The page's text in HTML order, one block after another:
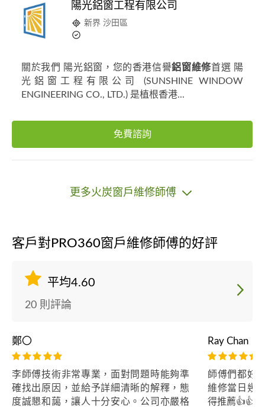
陽光鋁窗工程有限公司
新界 沙田區
關於我們 陽光鋁窗，您的香港信譽鋁窗維修首選 陽
光鋁窗工程有限公司 (SUNSHINE WINDOW
ENGINEERING CO., LTD.) 是植根香港...
免費諮詢
更多火炭窗戶維修師傅
客戶對PRO360窗戶維修師傅的好評
平均4.60
20 則評論
鄭〇
李師傅技術非常專業，面對問題時能夠準
確找出原因，並給予詳細清晰的解釋，態
度誠懇和藹，讓人十分安心。公司亦嚴格
Ray Chan
師傅們都好
維修當日幾
得推薦👍👍